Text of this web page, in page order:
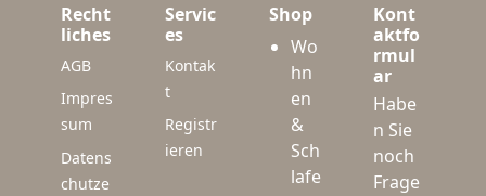
Recht
liches
AGB
Impres
sum
Datens
chutze
Servic
es
Kontak
t
Registr
ieren
Shop
Wo
hn
en
&
Sch
lafe
Kont
aktfo
rmul
ar
Habe
n Sie
noch
Frage